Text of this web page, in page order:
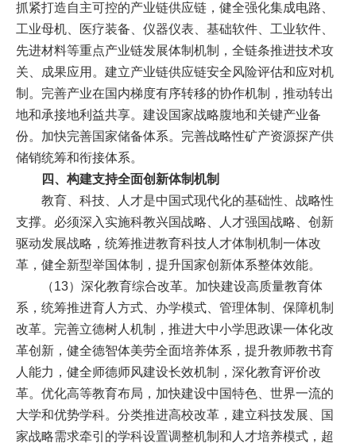
抓紧打造自主可控的产业链供应链，健全强化集成电路、
工业母机、医疗装备、仪器仪表、基础软件、工业软件、
先进材料等重点产业链发展体制机制，全链条推进技术攻
关、成果应用。建立产业链供应链安全风险评估和应对机
制。完善产业在国内梯度有序转移的协作机制，推动转出
地和承接地利益共享。建设国家战略腹地和关键产业备
份。加快完善国家储备体系。完善战略性矿产资源探产供
储销统筹和衔接体系。
四、构建支持全面创新体制机制
教育、科技、人才是中国式现代化的基础性、战略性
支撑。必须深入实施科教兴国战略、人才强国战略、创新
驱动发展战略，统筹推进教育科技人才体制机制一体改
革，健全新型举国体制，提升国家创新体系整体效能。
（13）深化教育综合改革。加快建设高质量教育体
系，统筹推进育人方式、办学模式、管理体制、保障机制
改革。完善立德树人机制，推进大中小学思政课一体化改
革创新，健全德智体美劳全面培养体系，提升教师教书育
人能力，健全师德师风建设长效机制，深化教育评价改
革。优化高等教育布局，加快建设中国特色、世界一流的
大学和优势学科。分类推进高校改革，建立科技发展、国
家战略需求牵引的学科设置调整机制和人才培养模式，超